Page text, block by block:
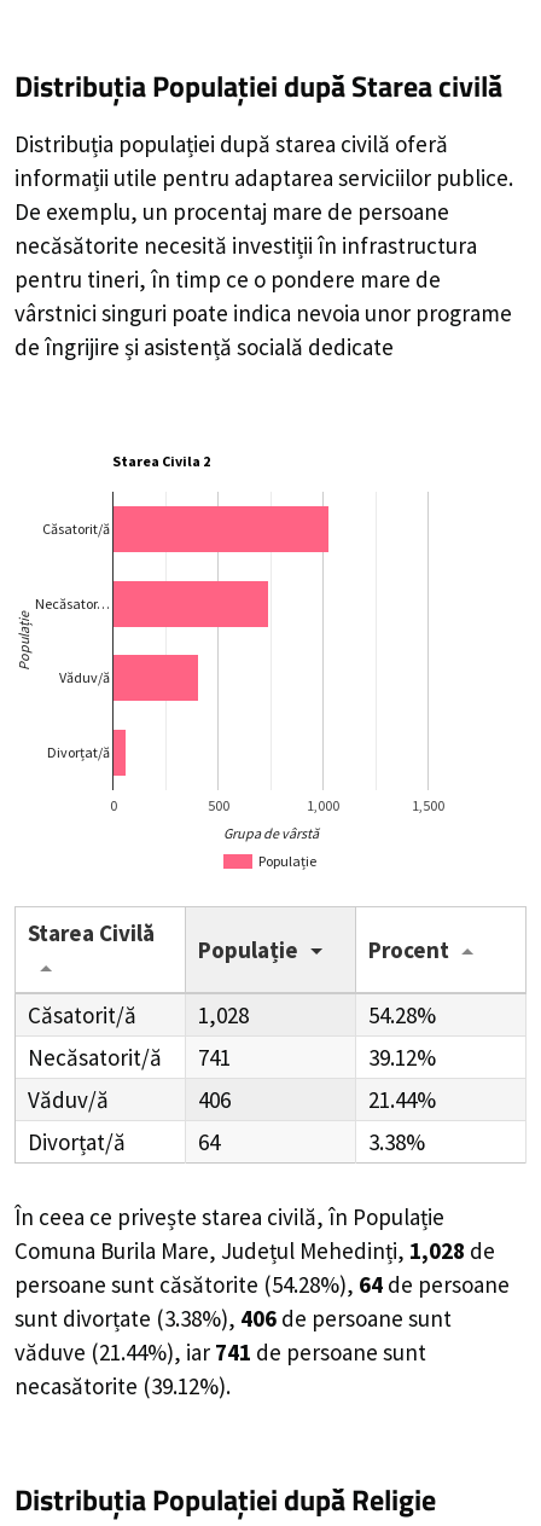
Distribuția Populațieidupă Starea civilă
Distribuția populației după starea civilă oferă
informații utile pentru adaptarea serviciilor publice.
De exemplu, un procentaj mare de persoane
necăsătorite necesită investiții în infrastructura
pentru tineri, în timp ce o pondere mare de
vârstnici singuri poate indica nevoia unor programe
de îngrijire și asistență socială dedicate
Starea Civila 2
Populație
0 500 1,000 1,500
Căsatorit/ă
Necăsator…
Văduv/ă
Divorțat/ă
Grupa de vârstă
Populație
Starea Civilă
Populație Procent
Căsatorit/ă 1,028
54.28%
Necăsatorit/ă
741
39.12%
Văduv/ă
406
21.44%
Divorțat/ă
64 3.38%
În ceea ce privește starea civilă, în Populație
Comuna Burila Mare, Județul Mehedinți, 1,028 de
persoane sunt căsătorite (54.28%), 64 de persoane
sunt divorțate (3.38%), 406 de persoane sunt
văduve (21.44%), iar 741 de persoane sunt
necasătorite (39.12%).
Distribuția Populațieidupă Religie